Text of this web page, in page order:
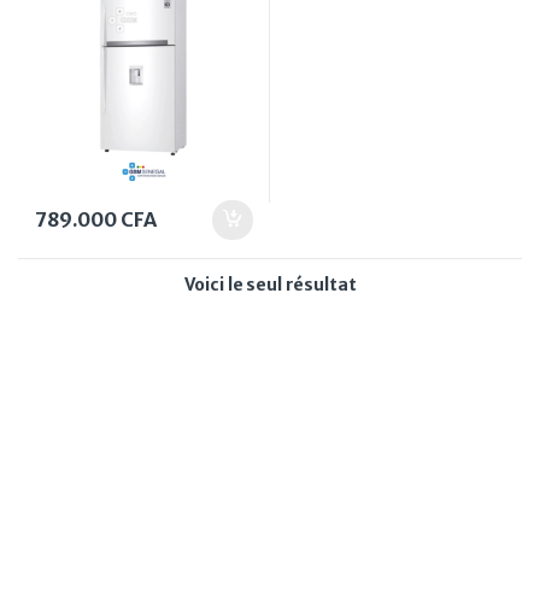
789.000 CFA
Voici le seul résultat